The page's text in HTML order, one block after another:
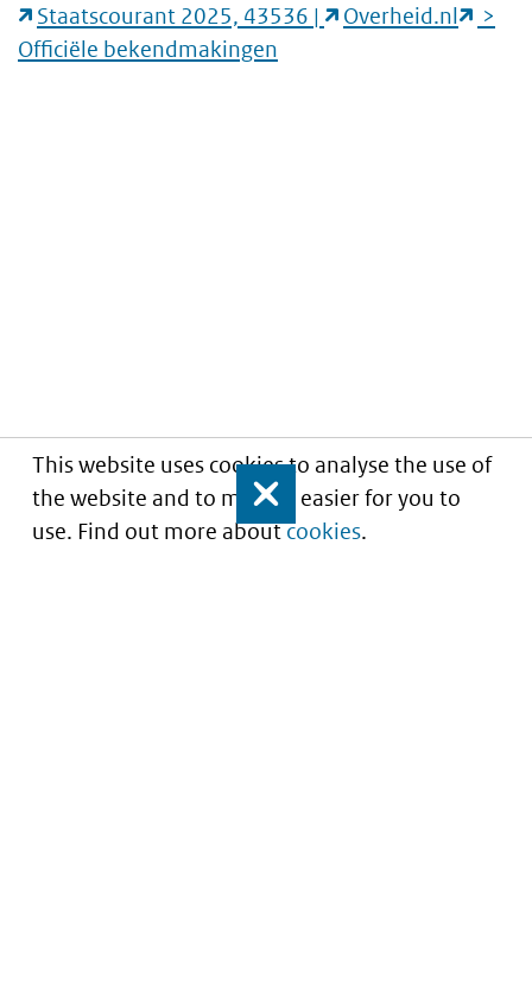
This website uses cookies to analyse the use of
the website and to make it easier for you to
use. Find out more aboutcookies.
Close
Staatscourant 2025, 43536 |
Overheid.nl
>
Officiële bekendmakingen